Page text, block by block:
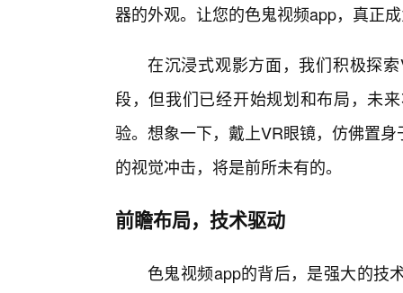
器的外观。让您的色鬼视频app，真正
在沉浸式观影方面，我们积极探
段，但我们已经开始规划和布局，未
验。想象一下，戴上VR眼镜，仿佛置
的视觉冲击，将是前所未有的。
前瞻布局，技术驱动
色鬼视频app的背后，是强大的技